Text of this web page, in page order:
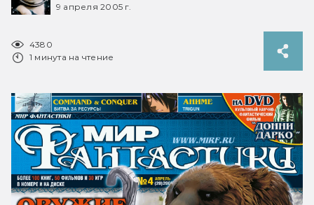
9 апреля 2005 г.
4380
1 минута на чтение